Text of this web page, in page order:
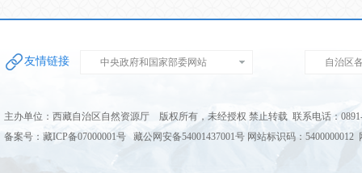
友情链接 中央政府和国家部委网站 自治区
主办单位：西藏自治区自然资源厅 版权所有，未经授权 禁止转载 联系电话：
备案号：藏ICP备07000001号 藏公网安备54001437001号 网站标识码：5400000012